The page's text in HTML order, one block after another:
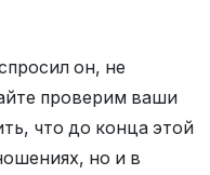
он, не
проверим ваши
что до конца этой
но и в